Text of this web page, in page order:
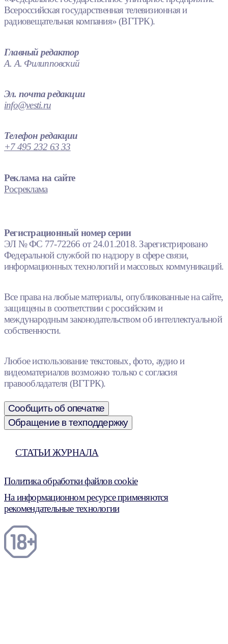
Всероссийская государственная телевизионная и
радиовещательная компания» (ВГТРК).
Главный редактор
А. А. Филипповский
Эл. почта редакции
info@vesti.ru
Телефон редакции
+7 495 232 63 33
Реклама на сайте
Росреклама
Регистрационный номер серии
ЭЛ № ФС 77-72266 от 24.01.2018. Зарегистрировано
Федеральной службой по надзору в сфере связи,
информационных технологий и массовых коммуникаций.
Все права на любые материалы, опубликованные на сайте,
защищены в соответствии с российским и
международным законодательством об интеллектуальной
собственности.
Любое использование текстовых, фото, аудио и
видеоматериалов возможно только с согласия
правообладателя (ВГТРК).
Сообщить об опечатке
Обращение в техподдержку
СТАТЬИ ЖУРНАЛА
Политика обработки файлов cookie
На информационном ресурсе применяются
рекомендательные технологии